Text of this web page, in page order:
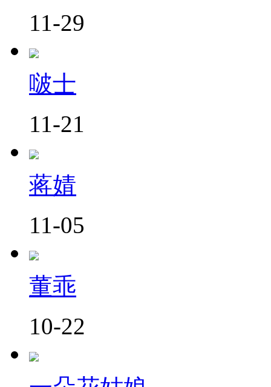
11-29
啵士
11-21
蒋婧
11-05
董乖
10-22